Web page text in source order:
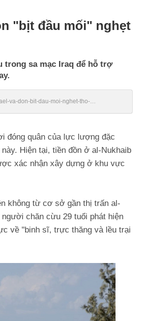
"bịt đầu mối" nghẹt
trong sa mạc Iraq để hỗ trợ
va-don-bit-dau-moi-nghet-tho-
đóng quân của lực lượng đặc
Hiện tại, tiền đồn ở al-Nukhaib
xác nhận xây dựng ở khu vực
không từ cơ sở gần thị trấn al-
chăn cừu 29 tuổi phát hiện
về "binh sĩ, trực thăng và lều trại